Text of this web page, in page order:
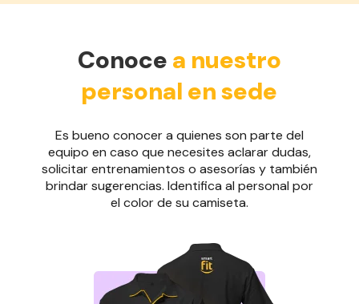
Conoce a nuestro
personal en sede
Es bueno conocer a quienes son parte del
equipo en caso que necesites aclarar dudas,
solicitar entrenamientos o asesorías y también
brindar sugerencias. Identifica al personal por
el color de su camiseta.